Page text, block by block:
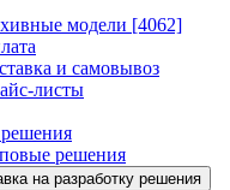
модели [4062]
и самовывоз
листы
решения
на разработку решения